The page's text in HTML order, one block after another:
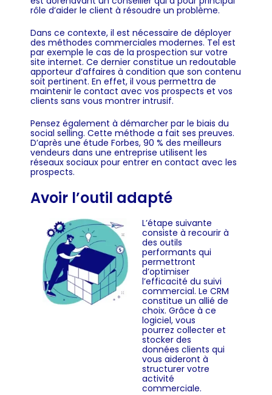
rôle d’aider le client à résoudre un problème.
Dans ce contexte, il est nécessaire de déployer
des méthodes commerciales modernes. Tel est
par exemple le cas de la prospection sur votre
site internet. Ce dernier constitue un redoutable
apporteur d’affaires à condition que son contenu
soit pertinent. En effet, il vous permettra de
maintenir le contact avec vos prospects et vos
clients sans vous montrer intrusif.
Pensez également à démarcher par le biais du
social selling. Cette méthode a fait ses preuves.
D’après une étude Forbes, 90 % des meilleurs
vendeurs dans une entreprise utilisent les
réseaux sociaux pour entrer en contact avec les
prospects.
Avoir l’outil adapté
L’étape suivante
consiste à recourir à
des outils
performants qui
permettront
d’optimiser
l’efficacité du suivi
commercial. Le CRM
constitue un allié de
choix. Grâce à ce
logiciel, vous
pourrez collecter et
stocker des
données clients qui
vous aideront à
structurer votre
activité
commerciale.